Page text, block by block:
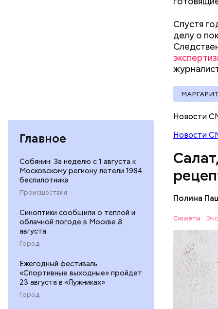
Главное
Собянин: За неделю с 1 августа к
Московскому региону летели 1984
беспилотника
Происшествия
Синоптики сообщили о теплой и
облачной погоде в Москве 8
августа
Город
Ежегодный фестиваль
«Спортивные выходные» пройдет
23 августа в «Лужниках»
Город
Спустя
делу о
Новости
Новости
Полина
Сюжеты:
ЕДА
Вред